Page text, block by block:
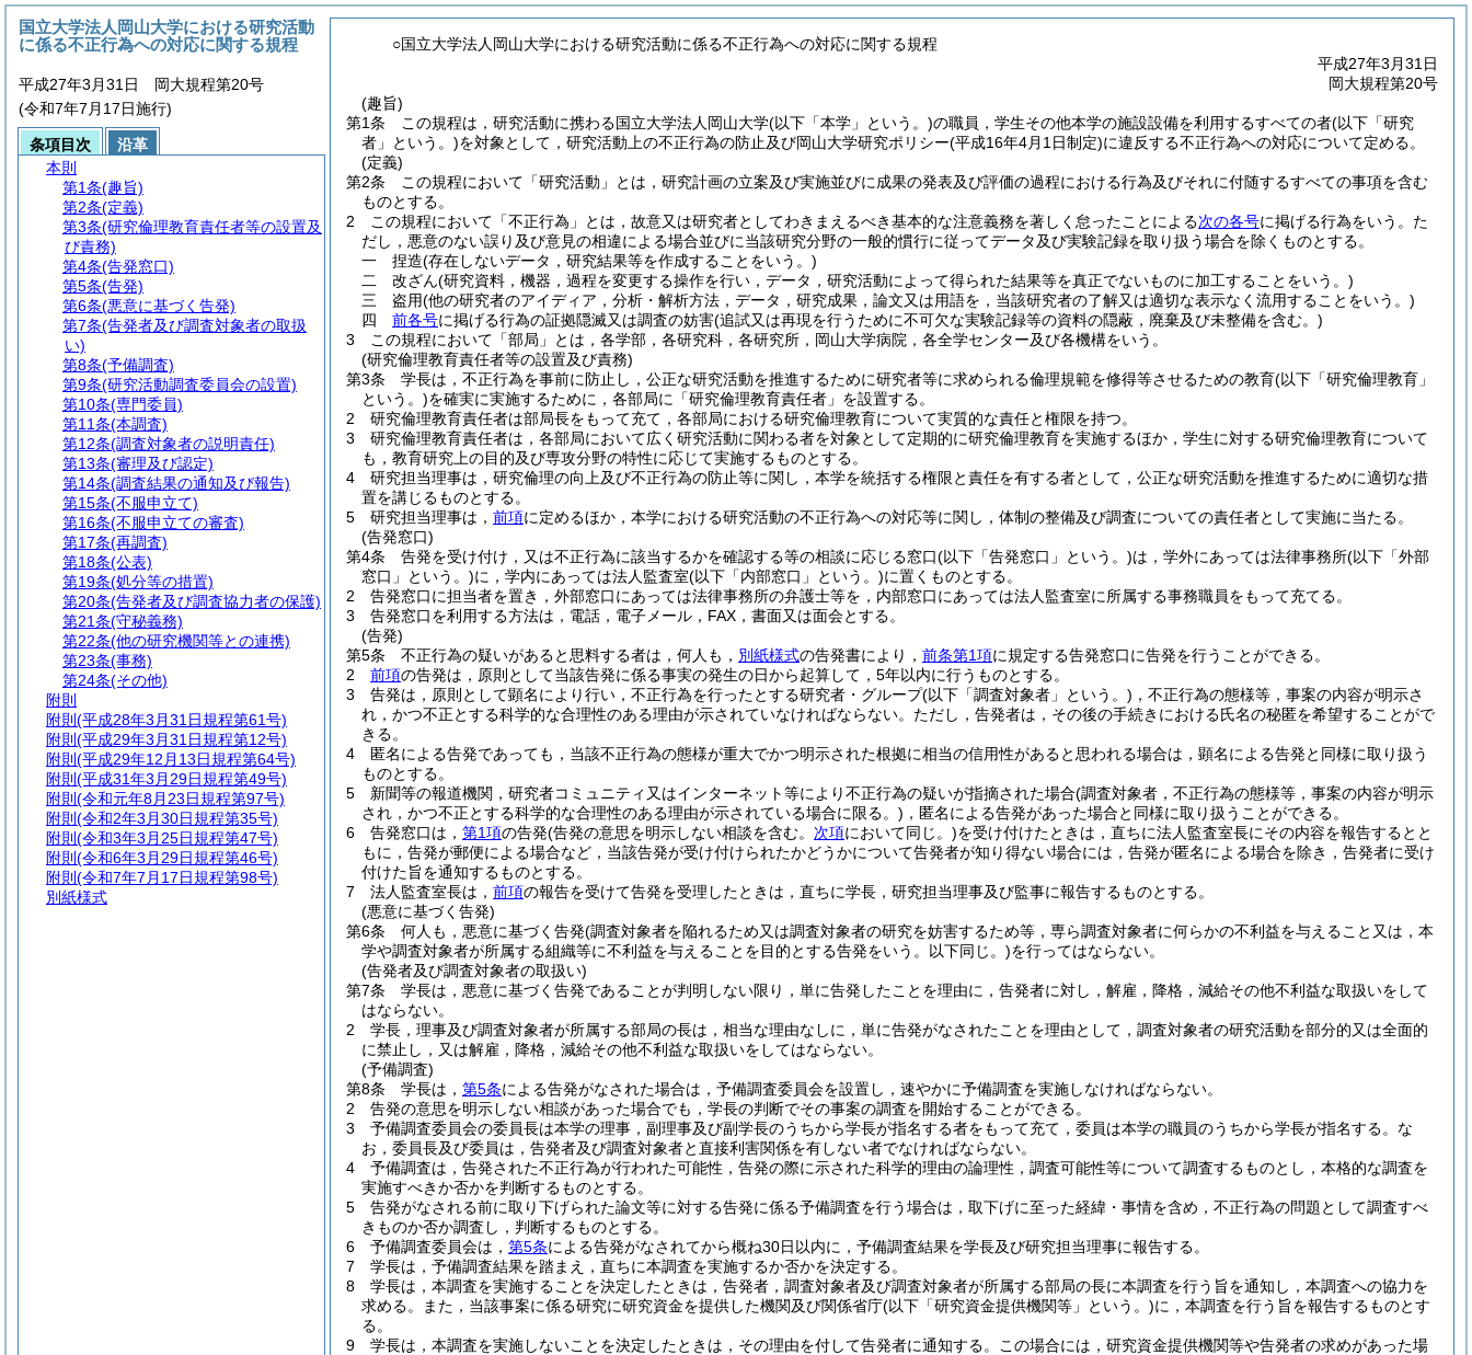
○国立大学法人岡山大学における研究活動に係る不正行為への対応に関する規程
平成27年3月31日
岡大規程第20号
(趣旨)
第1条
この規程は，研究活動に携わる国立大学法人岡山大学(以下「本学」という。)の職員，学生その他本学の施設設備を利用するすべての者(以下「研究
者」という。)を対象として，研究活動上の不正行為の防止及び岡山大学研究ポリシー(平成16年4月1日制定)に違反する不正行為への対応について定める。
(定義)
第2条
この規程において「研究活動」とは，研究計画の立案及び実施並びに成果の発表及び評価の過程における行為及びそれに付随するすべての事項を含む
ものとする。
2
この規程において「不正行為」とは，故意又は研究者としてわきまえるべき基本的な注意義務を著しく怠ったことによる次の各号に掲げる行為をいう。 た
だし，悪意のない誤り及び意見の相違による場合並びに当該研究分野の一般的慣行に従ってデータ及び実験記録を取り扱う場合を除くものとする。
一
捏造(存在しないデータ，研究結果等を作成することをいう。)
二
改ざん(研究資料，機器，過程を変更する操作を行い，データ，研究活動によって得られた結果等を真正でないものに加工することをいう。)
三
盗用(他の研究者のアイディア，分析・解析方法，データ，研究成果，論文又は用語を，当該研究者の了解又は適切な表示なく流用することをいう。)
四
前各号に掲げる行為の証拠隠滅又は調査の妨害(追試又は再現を行うために不可欠な実験記録等の資料の隠蔽，廃棄及び未整備を含む。)
3
この規程において「部局」とは，各学部，各研究科，各研究所，岡山大学病院，各全学センター及び各機構をいう。
(研究倫理教育責任者等の設置及び責務)
第3条
学長は，不正行為を事前に防止し，公正な研究活動を推進するために研究者等に求められる倫理規範を修得等させるための教育(以下「研究倫理教育」
という。)を確実に実施するために，各部局に「研究倫理教育責任者」を設置する。
2
研究倫理教育責任者は部局長をもって充て，各部局における研究倫理教育について実質的な責任と権限を持つ。
3
研究倫理教育責任者は，各部局において広く研究活動に関わる者を対象として定期的に研究倫理教育を実施するほか，学生に対する研究倫理教育について
も，教育研究上の目的及び専攻分野の特性に応じて実施するものとする。
4
研究担当理事は，研究倫理の向上及び不正行為の防止等に関し，本学を統括する権限と責任を有する者として，公正な研究活動を推進するために適切な措
置を講じるものとする。
5
研究担当理事は， 前項に定めるほか，本学における研究活動の不正行為への対応等に関し，体制の整備及び調査についての責任者として実施に当たる。
(告発窓口)
第4条
告発を受け付け，又は不正行為に該当するかを確認する等の相談に応じる窓口(以下「告発窓口」という。)は，学外にあっては法律事務所(以下「外部
窓口」という。)に，学内にあっては法人監査室(以下「内部窓口」という。)に置くものとする。
2
告発窓口に担当者を置き，外部窓口にあっては法律事務所の弁護士等を，内部窓口にあっては法人監査室に所属する事務職員をもって充てる。
3
告発窓口を利用する方法は，電話，電子メール，FAX，書面又は面会とする。
(告発)
第5条
不正行為の疑いがあると思料する者は，何人も， 別紙様式の告発書により， 前条第1項に規定する告発窓口に告発を行うことができる。
2
前項の告発は，原則として当該告発に係る事実の発生の日から起算して，5年以内に行うものとする。
3
告発は，原則として顕名により行い，不正行為を行ったとする研究者・グループ(以下「調査対象者」という。) ，不正行為の態様等，事案の内容が明示さ
れ，かつ不正とする科学的な合理性のある理由が示されていなければならない。 ただし，告発者は，その後の手続きにおける氏名の秘匿を希望することがで
きる。
4
匿名による告発であっても，当該不正行為の態様が重大でかつ明示された根拠に相当の信用性があると思われる場合は，顕名による告発と同様に取り扱う
ものとする。
5
新聞等の報道機関，研究者コミュニティ又はインターネット等により不正行為の疑いが指摘された場合(調査対象者，不正行為の態様等，事案の内容が明示
され，かつ不正とする科学的な合理性のある理由が示されている場合に限る。) ，匿名による告発があった場合と同様に取り扱うことができる。
6
告発窓口は， 第1項の告発(告発の意思を明示しない相談を含む。 次項において同じ。)を受け付けたときは，直ちに法人監査室長にその内容を報告するとと
もに，告発が郵便による場合など，当該告発が受け付けられたかどうかについて告発者が知り得ない場合には，告発が匿名による場合を除き，告発者に受け
付けた旨を通知するものとする。
7
法人監査室長は， 前項の報告を受けて告発を受理したときは，直ちに学長，研究担当理事及び監事に報告するものとする。
(悪意に基づく告発)
第6条
何人も，悪意に基づく告発(調査対象者を陥れるため又は調査対象者の研究を妨害するため等，専ら調査対象者に何らかの不利益を与えること又は，本
学や調査対象者が所属する組織等に不利益を与えることを目的とする告発をいう。以下同じ。)を行ってはならない。
(告発者及び調査対象者の取扱い)
第7条
学長は，悪意に基づく告発であることが判明しない限り，単に告発したことを理由に，告発者に対し，解雇，降格，減給その他不利益な取扱いをして
はならない。
2
学長，理事及び調査対象者が所属する部局の長は，相当な理由なしに，単に告発がなされたことを理由として，調査対象者の研究活動を部分的又は全面的
に禁止し，又は解雇，降格，減給その他不利益な取扱いをしてはならない。
(予備調査)
第8条
学長は， 第5条による告発がなされた場合は，予備調査委員会を設置し，速やかに予備調査を実施しなければならない。
2
告発の意思を明示しない相談があった場合でも，学長の判断でその事案の調査を開始することができる。
3
予備調査委員会の委員長は本学の理事，副理事及び副学長のうちから学長が指名する者をもって充て，委員は本学の職員のうちから学長が指名する。 な
お，委員長及び委員は，告発者及び調査対象者と直接利害関係を有しない者でなければならない。
4
予備調査は，告発された不正行為が行われた可能性，告発の際に示された科学的理由の論理性，調査可能性等について調査するものとし，本格的な調査を
実施すべきか否かを判断するものとする。
5
告発がなされる前に取り下げられた論文等に対する告発に係る予備調査を行う場合は，取下げに至った経緯・事情を含め，不正行為の問題として調査すべ
きものか否か調査し，判断するものとする。
6
予備調査委員会は， 第5条による告発がなされてから概ね30日以内に，予備調査結果を学長及び研究担当理事に報告する。
7
学長は，予備調査結果を踏まえ，直ちに本調査を実施するか否かを決定する。
8
学長は，本調査を実施することを決定したときは，告発者，調査対象者及び調査対象者が所属する部局の長に本調査を行う旨を通知し，本調査への協力を
求める。
また，当該事案に係る研究に研究資金を提供した機関及び関係省庁(以下「研究資金提供機関等」という。)に，本調査を行う旨を報告するものとす
る。
9
学長は，本調査を実施しないことを決定したときは，その理由を付して告発者に通知する。
この場合には，研究資金提供機関等や告発者の求めがあった場
国立大学法人岡山大学における研究活動
に係る不正行為への対応に関する規程
平成27年3月31日 岡大規程第20号
(令和7年7月17日施行)
条項目次
沿革
本則
第1条(趣旨)
第2条(定義)
第3条(研究倫理教育責任者等の設置及
び責務)
第4条(告発窓口)
第5条(告発)
第6条(悪意に基づく告発)
第7条(告発者及び調査対象者の取扱
い)
第8条(予備調査)
第9条(研究活動調査委員会の設置)
第10条(専門委員)
第11条(本調査)
第12条(調査対象者の説明責任)
第13条(審理及び認定)
第14条(調査結果の通知及び報告)
第15条(不服申立て)
第16条(不服申立ての審査)
第17条(再調査)
第18条(公表)
第19条(処分等の措置)
第20条(告発者及び調査協力者の保護)
第21条(守秘義務)
第22条(他の研究機関等との連携)
第23条(事務)
第24条(その他)
附則
附則 (平成28年3月31日規程第61号)
附則 (平成29年3月31日規程第12号)
附則 (平成29年12月13日規程第64号)
附則 (平成31年3月29日規程第49号)
附則 (令和元年8月23日規程第97号)
附則 (令和2年3月30日規程第35号)
附則 (令和3年3月25日規程第47号)
附則 (令和6年3月29日規程第46号)
附則 (令和7年7月17日規程第98号)
別紙様式